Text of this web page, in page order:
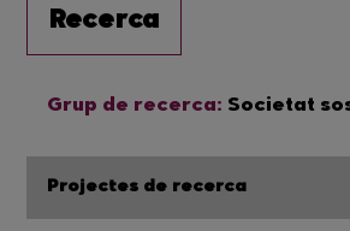
Recerca
Grup de recerca: Societat
Projectes de recerca